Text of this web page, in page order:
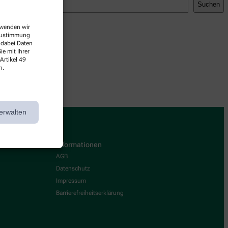
wir
Daten
mit Ihrer
49
Suchen
Informationen
AGB
Datenschutz
Impressum
Barrierefreiheitserklärung